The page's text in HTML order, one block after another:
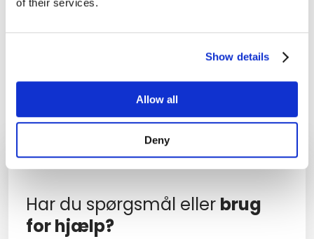
Show details
Allow all
Deny
Ved opstart udvælger du selv dine leverandører på
Originale dele, alternative dele og brugte dele. En
sekunder og foregår med ét enkelt klik. Det giver dig
mindst mulig administrativt arbejde og skaber de
bedste betingelser for stabilt flow i driften.
Har du spørgsmål eller brug
for hjælp?